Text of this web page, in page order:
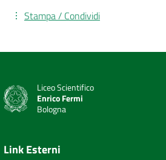
Stampa / Condividi
Liceo Scientifico
Enrico Fermi
Bologna
Link Esterni